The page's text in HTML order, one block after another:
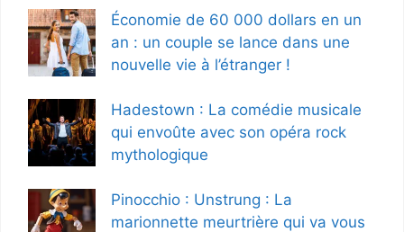
Économie de 60 000 dollars en un
an : un couple se lance dans une
nouvelle vie à l’étranger !
Hadestown : La comédie musicale
qui envoûte avec son opéra rock
mythologique
Pinocchio : Unstrung : La
marionnette meurtrière qui va vous